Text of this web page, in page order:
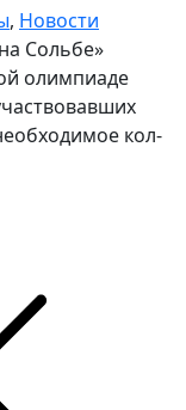
, Новости
Сольбе»
олимпиаде
кол-